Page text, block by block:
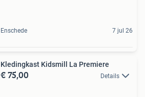
Enschede 7 jul 26
Kledingkast Kidsmill La Premiere
€ 75,00 Details